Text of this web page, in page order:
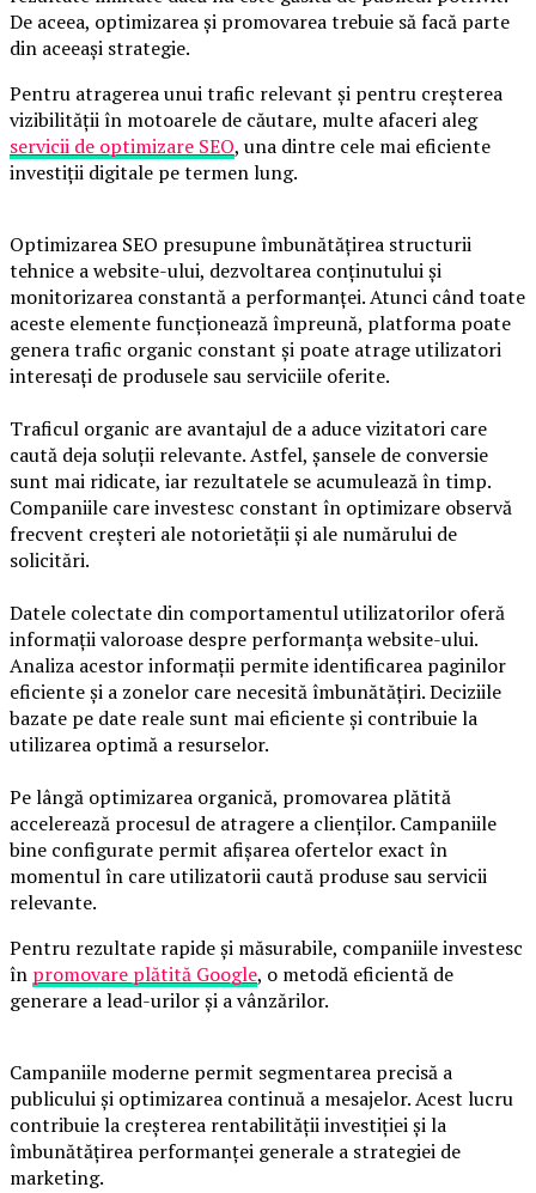
De aceea, optimizarea și promovarea trebuie să facă parte
din aceeași strategie.
Pentru atragerea unui trafic relevant și pentru creșterea
vizibilității în motoarele de căutare, multe afaceri aleg
servicii de optimizare SEO, una dintre cele mai eficiente
investiții digitale pe termen lung.
Optimizarea SEO presupune îmbunătățirea structurii
tehnice a website-ului, dezvoltarea conținutului și
monitorizarea constantă a performanței. Atunci când toate
aceste elemente funcționează împreună, platforma poate
genera trafic organic constant și poate atrage utilizatori
interesați de produsele sau serviciile oferite.
Traficul organic are avantajul de a aduce vizitatori care
caută deja soluții relevante. Astfel, șansele de conversie
sunt mai ridicate, iar rezultatele se acumulează în timp.
Companiile care investesc constant în optimizare observă
frecvent creșteri ale notorietății și ale numărului de
solicitări.
Datele colectate din comportamentul utilizatorilor oferă
informații valoroase despre performanța website-ului.
Analiza acestor informații permite identificarea paginilor
eficiente și a zonelor care necesită îmbunătățiri. Deciziile
bazate pe date reale sunt mai eficiente și contribuie la
utilizarea optimă a resurselor.
Pe lângă optimizarea organică, promovarea plătită
accelerează procesul de atragere a clienților. Campaniile
bine configurate permit afișarea ofertelor exact în
momentul în care utilizatorii caută produse sau servicii
relevante.
Pentru rezultate rapide și măsurabile, companiile investesc
în promovare plătită Google, o metodă eficientă de
generare a lead-urilor și a vânzărilor.
Campaniile moderne permit segmentarea precisă a
publicului și optimizarea continuă a mesajelor. Acest lucru
contribuie la creșterea rentabilității investiției și la
îmbunătățirea performanței generale a strategiei de
marketing.